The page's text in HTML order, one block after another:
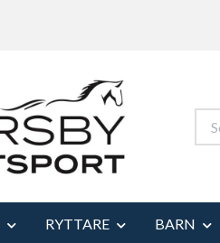
RYTTARE BARN